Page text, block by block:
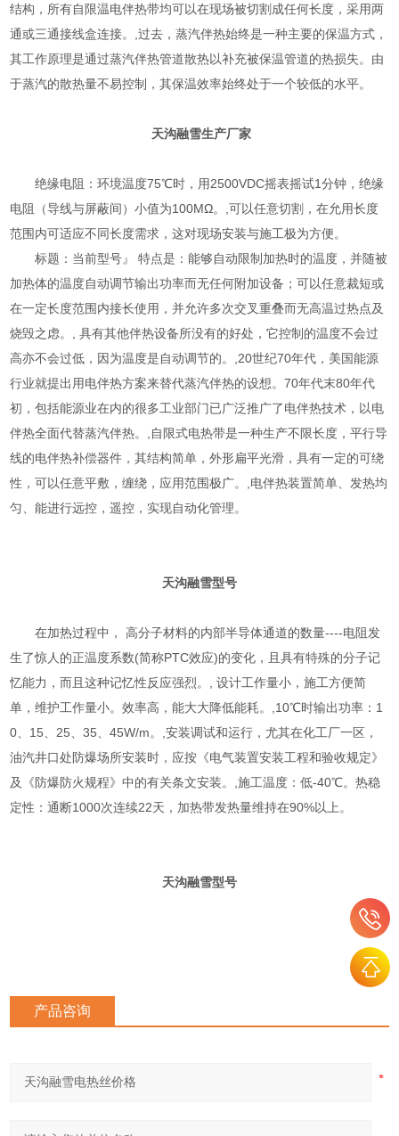
结构，所有自限温电伴热带均可以在现场被切割成任何长度，采用两
通或三通接线盒连接。,过去，蒸汽伴热始终是一种主要的保温方式，
其工作原理是通过蒸汽伴热管道散热以补充被保温管道的热损失。由
于蒸汽的散热量不易控制，其保温效率始终处于一个较低的水平。
天沟融雪生产厂家
绝缘电阻：环境温度75℃时，用2500VDC摇表摇试1分钟，绝缘
电阻（导线与屏蔽间）小值为100MΩ。,可以任意切割，在允用长度
范围内可适应不同长度需求，这对现场安装与施工极为方便。
标题：当前型号』 特点是：能够自动限制加热时的温度，并随被
加热体的温度自动调节输出功率而无任何附加设备；可以任意裁短或
在一定长度范围内接长使用，并允许多次交叉重叠而无高温过热点及
烧毁之虑。, 具有其他伴热设备所没有的好处，它控制的温度不会过
高亦不会过低，因为温度是自动调节的。,20世纪70年代，美国能源
行业就提出用电伴热方案来替代蒸汽伴热的设想。70年代末80年代
初，包括能源业在内的很多工业部门已广泛推广了电伴热技术，以电
伴热全面代替蒸汽伴热。,自限式电热带是一种生产不限长度，平行导
线的电伴热补偿器件，其结构简单，外形扁平光滑，具有一定的可绕
性，可以任意平敷，缠绕，应用范围极广。,电伴热装置简单、发热均
匀、能进行远控，遥控，实现自动化管理。
天沟融雪型号
在加热过程中， 高分子材料的内部半导体通道的数量----电阻发
生了惊人的正温度系数(简称PTC效应)的变化，且具有特殊的分子记
忆能力，而且这种记忆性反应强烈。, 设计工作量小，施工方便简
单，维护工作量小。效率高，能大大降低能耗。,10℃时输出功率：1
0、15、25、35、45W/m。,安装调试和运行，尤其在化工厂一区，
油汽井口处防爆场所安装时，应按《电气装置安装工程和验收规定》
及《防爆防火规程》中的有关条文安装。,施工温度：低-40℃。热稳
定性：通断1000次连续22天，加热带发热量维持在90%以上。
天沟融雪型号
产品咨询